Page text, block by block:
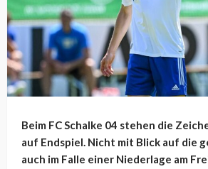
Beim FC Schalke 04 stehen die
auf Endspiel. Nicht mit Blick auf die
auch im Falle einer Niederlage am